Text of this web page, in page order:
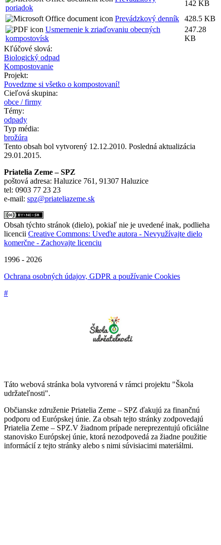
poriadok
142 KB
Prevádzkový denník
428.5 KB
Usmernenie k zriaďovaniu obecných
kompostovísk
247.28
KB
Kľúčové slová:
Biologický odpad
Kompostovanie
Projekt:
Povedzme si všetko o kompostovaní!
Cieľová skupina:
obce / firmy
Témy:
odpady
Typ média:
brožúra
Tento obsah bol vytvorený 12.12.2010. Posledná aktualizácia
29.01.2015.
Priatelia Zeme – SPZ
poštová adresa: Haluzice 761, 91307 Haluzice
tel: 0903 77 23 23
e-mail: spz@priateliazeme.sk
Obsah týchto stránok (dielo), pokiaľ nie je uvedené inak, podlieha
licencii Creative Commons: Uveďte autora - Nevyužívajte dielo
komerčne - Zachovajte licenciu
1996 - 2026
Ochrana osobných údajov, GDPR a používanie Cookies
#
Táto webová stránka bola vytvorená v rámci projektu "Škola
udržateľnosti".
Občianske združenie Priatelia Zeme – SPZ ďakujú za finančnú
podporu od Európskej únie. Za obsah tejto stránky zodpovedajú
Priatelia Zeme – SPZ.V žiadnom prípade nereprezentujú oficiálne
stanovisko Európskej únie, ktorá nezodpovedá za žiadne použitie
informácií z tejto stránky alebo s nimi súvisiacimi materiálmi.